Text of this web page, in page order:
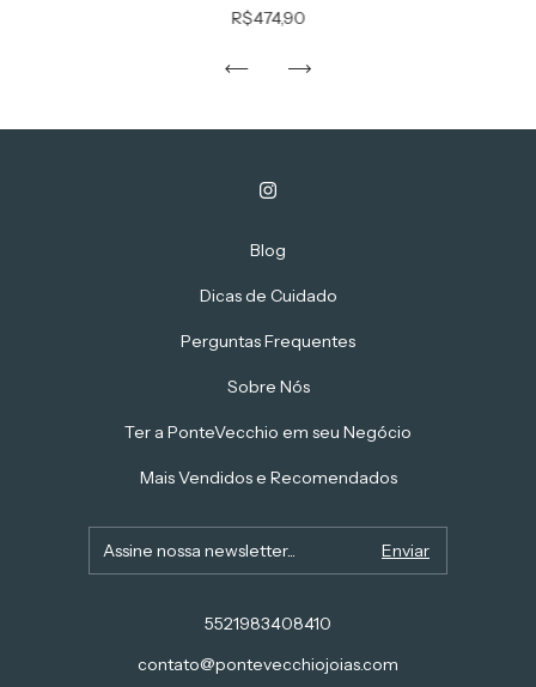
R$474,90
Blog
Dicas de Cuidado
Perguntas Frequentes
Sobre Nós
Ter a PonteVecchio em seu Negócio
Mais Vendidos e Recomendados
5521983408410
contato@pontevecchiojoias.com